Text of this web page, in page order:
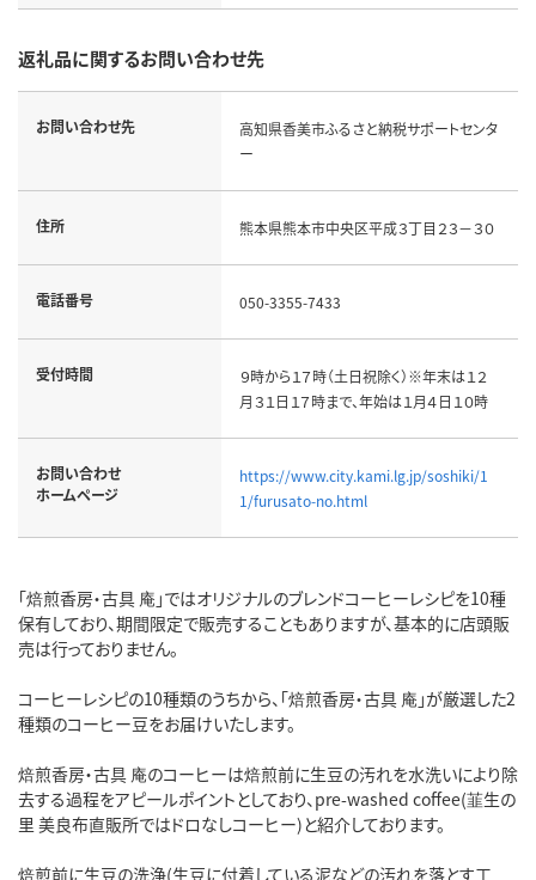
返礼品に関するお問い合わせ先
お問い合わせ先
高知県香美市ふるさと納税サポートセンタ
ー
住所 熊本県熊本市中央区平成３丁目２３－３０
電話番号 050-3355-7433
受付時間
９時から１７時（土日祝除く）※年末は１２
月３１日１７時まで、年始は１月４日１０時
お問い合わせ
ホームページ
https://www.city.kami.lg.jp/soshiki/1
1/furusato-no.html
「焙煎香房・古具 庵」ではオリジナルのブレンドコーヒーレシピを10種
保有しており、期間限定で販売することもありますが、基本的に店頭販
売は行っておりません。
コーヒーレシピの10種類のうちから、「焙煎香房・古具 庵」が厳選した2
種類のコーヒー豆をお届けいたします。
焙煎香房・古具 庵のコーヒーは焙煎前に生豆の汚れを水洗いにより除
去する過程をアピールポイントとしており、pre-washed coffee(韮生の
里 美良布直販所ではドロなしコーヒー)と紹介しております。
焙煎前に生豆の洗浄(生豆に付着している泥などの汚れを落とす工